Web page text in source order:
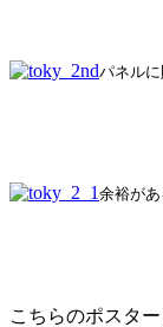
パネル
余裕が
こちらのポスタ